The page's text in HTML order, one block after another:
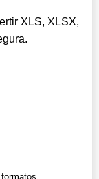
XLS, XLSX,